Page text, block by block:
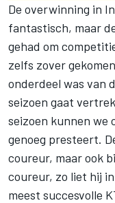
De overwinning in
fantastisch, maar
gehad om
zelfs zover
onderdeel was van
seizoen gaat
seizoen kunnen we
genoeg presteert.
coureur, maar ook
coureur, zo liet hij
meest succesvolle